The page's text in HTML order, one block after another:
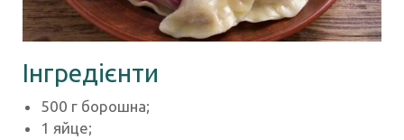
Інгредієнти
500 г борошна;
1 яйце;